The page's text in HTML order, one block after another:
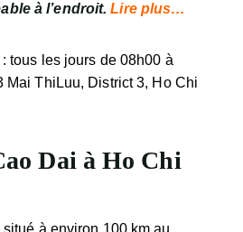
à l’endroit.Lire plus…
: tous les jours de 08h00 à
Mai ThiLuu, District 3, Ho Chi
Dai à Ho Chi
à environ 100 km au